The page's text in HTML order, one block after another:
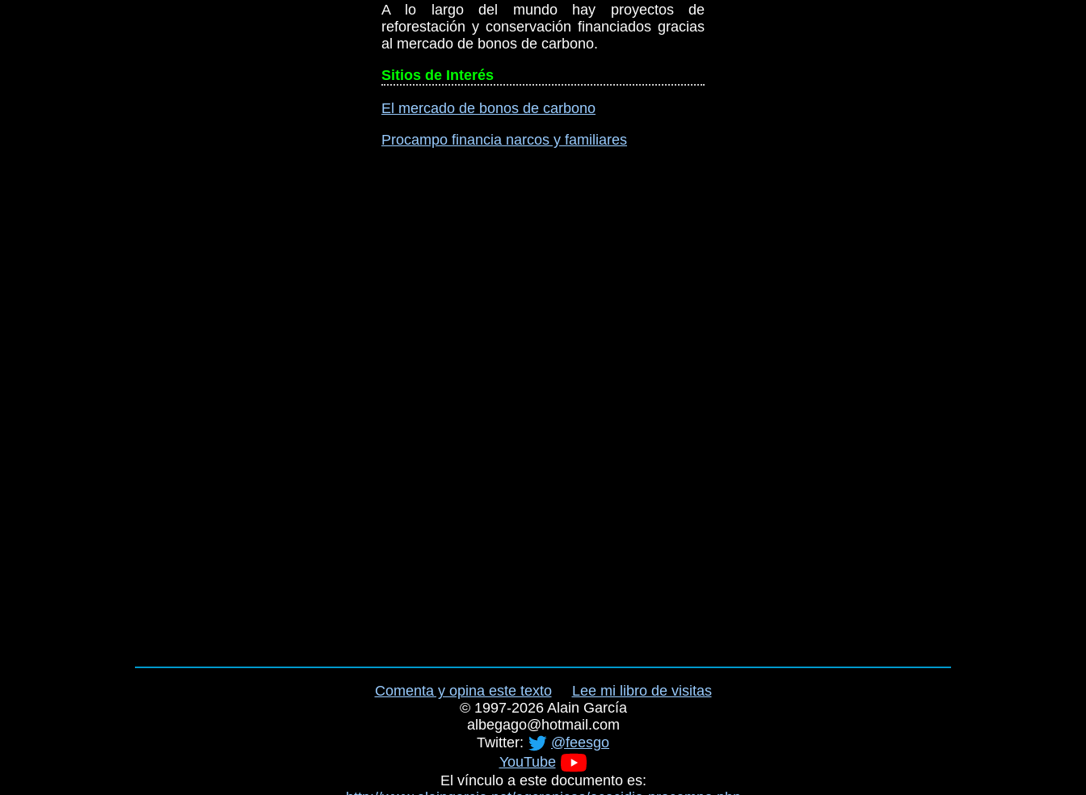
A lo largo del mundo hay proyectos de
reforestación y conservación financiados gracias
al mercado de bonos de carbono.
Sitios de Interés
El mercado de bonos de carbono
Procampo financia narcos y familiares
Comenta y opina este texto
Lee mi libro de visitas
©1997-2026 Alain García
albegago@hotmail.com
Twitter:
@feesgo
YouTube
El vínculo a este documento es: